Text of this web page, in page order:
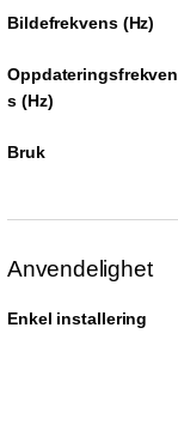
Bildefrekvens (Hz)
Oppdateringsfrekven
s (Hz)
Bruk
Anvendelighet
Enkel installering